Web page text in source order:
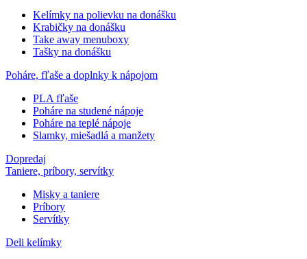
Kelímky na polievku na donášku
Krabičky na donášku
Take away menuboxy
Tašky na donášku
Poháre, fľaše a doplnky k nápojom
PLA fľaše
Poháre na studené nápoje
Poháre na teplé nápoje
Slamky, miešadlá a manžety
Dopredaj
Taniere, príbory, servítky
Misky a taniere
Príbory
Servítky
Deli kelímky